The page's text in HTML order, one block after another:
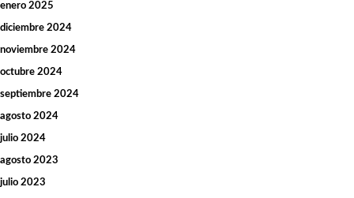
enero 2025
diciembre 2024
noviembre 2024
octubre 2024
septiembre 2024
agosto 2024
julio 2024
agosto 2023
julio 2023